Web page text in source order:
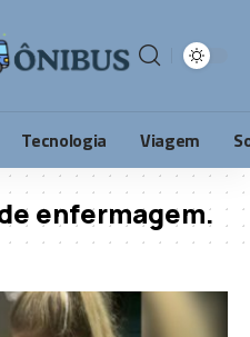
Tecnologia Viagem
enfermagem.